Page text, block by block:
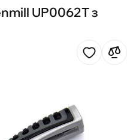
UP0062Т з